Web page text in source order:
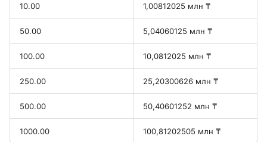
10.00 1,00812025 млн ₸
50.00 5,04060125 млн ₸
100.00 10,0812025 млн ₸
250.00 25,20300626 млн ₸
500.00 50,40601252 млн ₸
1000.00 100,81202505 млн ₸